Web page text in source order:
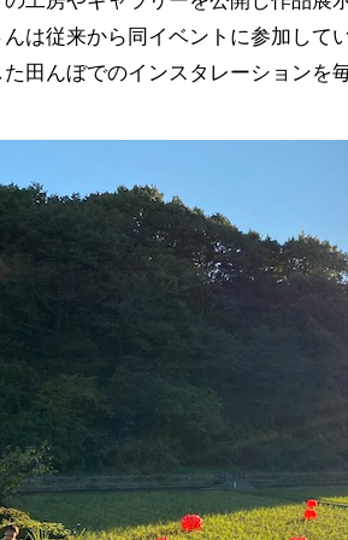
は従来から同イベントに参加して
田んぼでのインスタレーションを